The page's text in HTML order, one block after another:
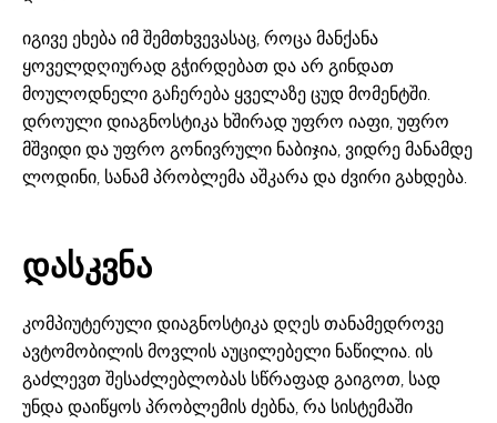
იგივე ეხება იმ შემთხვევასაც, როცა მანქანა
ყოველდღიურად გჭირდებათ და არ გინდათ
მოულოდნელი გაჩერება ყველაზე ცუდ მომენტში.
დროული დიაგნოსტიკა ხშირად უფრო იაფი, უფრო
მშვიდი და უფრო გონივრული ნაბიჯია, ვიდრე მანამდე
ლოდინი, სანამ პრობლემა აშკარა და ძვირი გახდება.
დასკვნა
კომპიუტერული დიაგნოსტიკა დღეს თანამედროვე
ავტომობილის მოვლის აუცილებელი ნაწილია. ის
გაძლევთ შესაძლებლობას სწრაფად გაიგოთ, სად
უნდა დაიწყოს პრობლემის ძებნა, რა სისტემაში